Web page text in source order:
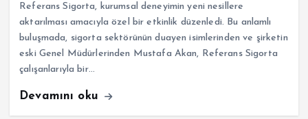
Referans Sigorta, kurumsal deneyimin yeni nesillere
aktarılması amacıyla özel bir etkinlik düzenledi. Bu anlamlı
buluşmada, sigorta sektörünün duayen isimlerinden ve şirketin
eski Genel Müdürlerinden Mustafa Akan, Referans Sigorta
çalışanlarıyla bir…
Devamını oku